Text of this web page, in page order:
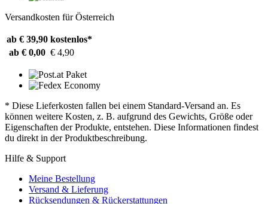
Versandkosten für Österreich
ab € 39,90 kostenlos*
ab € 0,00 € 4,90
* Diese Lieferkosten fallen bei einem Standard-Versand an. Es
können weitere Kosten, z. B. aufgrund des Gewichts, Größe oder
Eigenschaften der Produkte, entstehen. Diese Informationen findest
du direkt in der Produktbeschreibung.
Hilfe & Support
Meine Bestellung
Versand & Lieferung
Rücksendungen & Rückerstattungen